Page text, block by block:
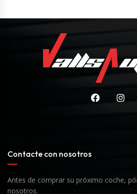
Contacte con nosotros
Antes de comprar su próximo coche,
nosotros.